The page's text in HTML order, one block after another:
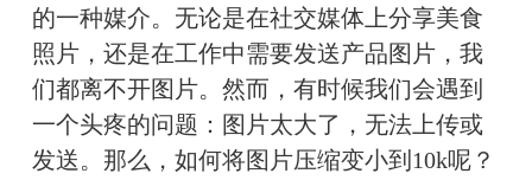
的一种媒介。无论是在社交媒体上分享美食
照片，还是在工作中需要发送产品图片，我
们都离不开图片。然而，有时候我们会遇到
一个头疼的问题：图片太大了，无法上传或
发送。那么，如何将图片压缩变小到 10k呢？